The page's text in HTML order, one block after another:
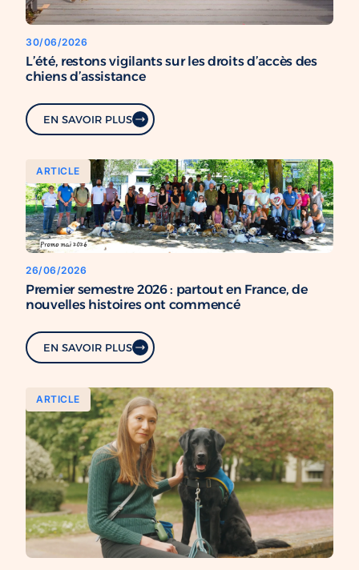
30/06/2026
L’été, restons vigilants sur les droits d’accès des
chiens d’assistance
EN SAVOIR PLUS
ARTICLE
26/06/2026
Premier semestre 2026 : partout en France, de
nouvelles histoires ont commencé
EN SAVOIR PLUS
ARTICLE